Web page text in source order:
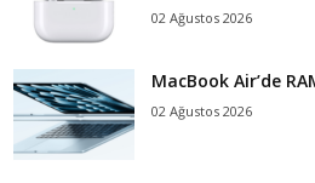
02 Ağustos 2026
MacBook Air’de
02 Ağustos 2026